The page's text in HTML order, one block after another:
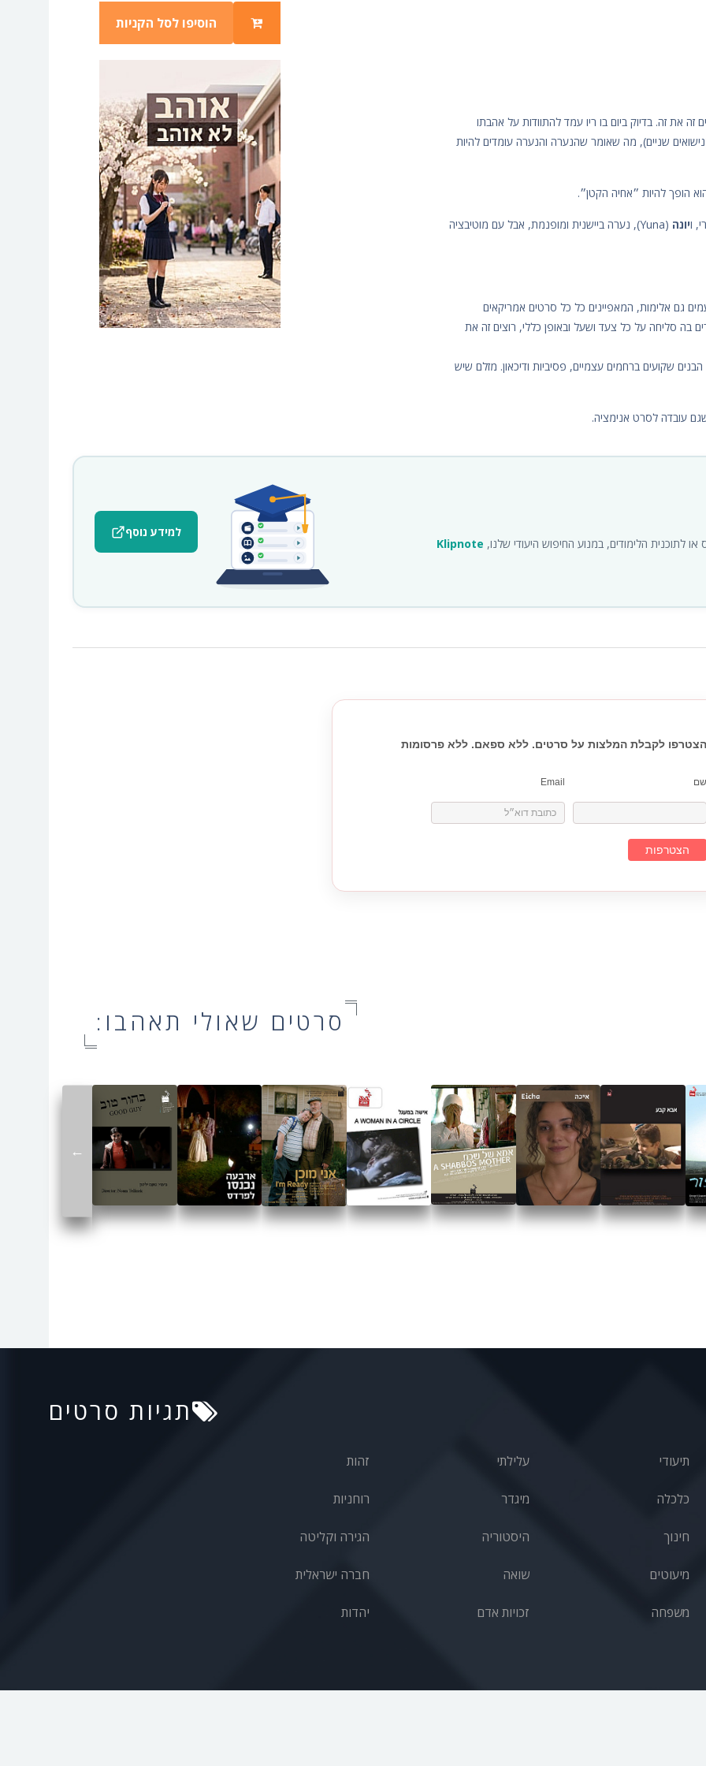
את זה. בדיוק ביום בו ריו עמד להתוודות על אהבתו
שניים), מה שאומר שהנערה והנערה עומדים להיות
הופך להיות ״אחיה הקטן״.
ויונה (Yuna), נערה ביישנית ומופנמת, אבל עם מוטיבציה
גם אלימות, המאפיינים כל כל סרטים אמריקאים
בה סליחה על כל צעד ושעל ובאופן כללי, רוצים זה את
שקועים ברחמים עצמיים, פסיביות ודיכאון. מזלם שיש
עובדה לסרט אנימציה.
הוסיפו לסל הקניות
לתוכנית הלימודים, במנוע החיפוש היעודי שלנו, Klipnote
למידע נוסף
הצטרפו לקבלת המלצות על סרטים. ללא ספאם. ללא פרסומות
שם Email
סרטים שאולי תאהבו:
←
תגיות סרטים
תיעודי
כלכלה
חינוך
מיעוטים
משפחה
עלילתי
מיגדר
היסטוריה
שואה
זכויות אדם
זהות
רוחניות
הגירה וקליטה
חברה ישראלית
יהדות